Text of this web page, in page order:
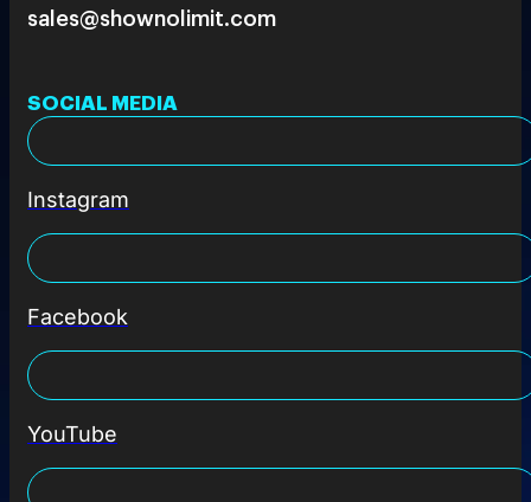
sales@shownolimit.com
SOCIAL MEDIA
Instagram
Facebook
YouTube